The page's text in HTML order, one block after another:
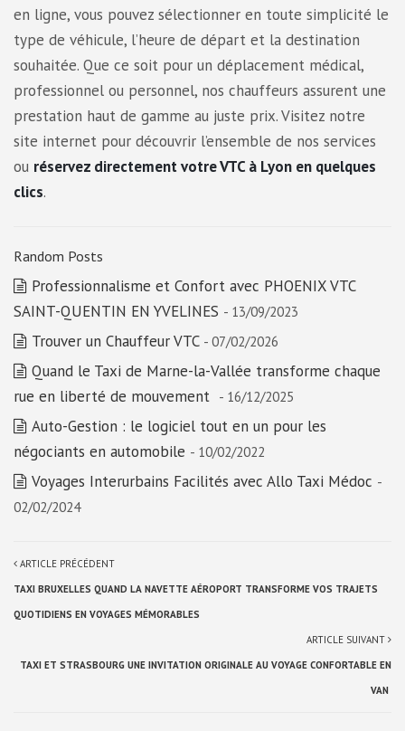
en ligne, vous pouvez sélectionner en toute simplicité le
type de véhicule, l’heure de départ et la destination
souhaitée. Que ce soit pour un déplacement médical,
professionnel ou personnel, nos chauffeurs assurent une
prestation haut de gamme au juste prix. Visitez notre
site internet pour découvrir l’ensemble de nos services
ou réservez directement votre VTC à Lyon en quelques
clics.
Random Posts
Professionnalisme et Confort avec PHOENIX VTC
SAINT-QUENTIN EN YVELINES - 13/09/2023
Trouver un Chauffeur VTC - 07/02/2026
Quand le Taxi de Marne-la-Vallée transforme chaque
rue en liberté de mouvement - 16/12/2025
Auto-Gestion : le logiciel tout en un pour les
négociants en automobile - 10/02/2022
Voyages Interurbains Facilités avec Allo Taxi Médoc -
02/02/2024
ARTICLE PRÉCÉDENT
TAXI BRUXELLES QUAND LA NAVETTE AÉROPORT TRANSFORME VOS TRAJETS
QUOTIDIENS EN VOYAGES MÉMORABLES
ARTICLE SUIVANT
TAXI ET STRASBOURG UNE INVITATION ORIGINALE AU VOYAGE CONFORTABLE EN
VAN